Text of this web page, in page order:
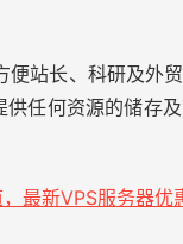
便站长、科研及外
任何资源的储存
最新VPS服务器优